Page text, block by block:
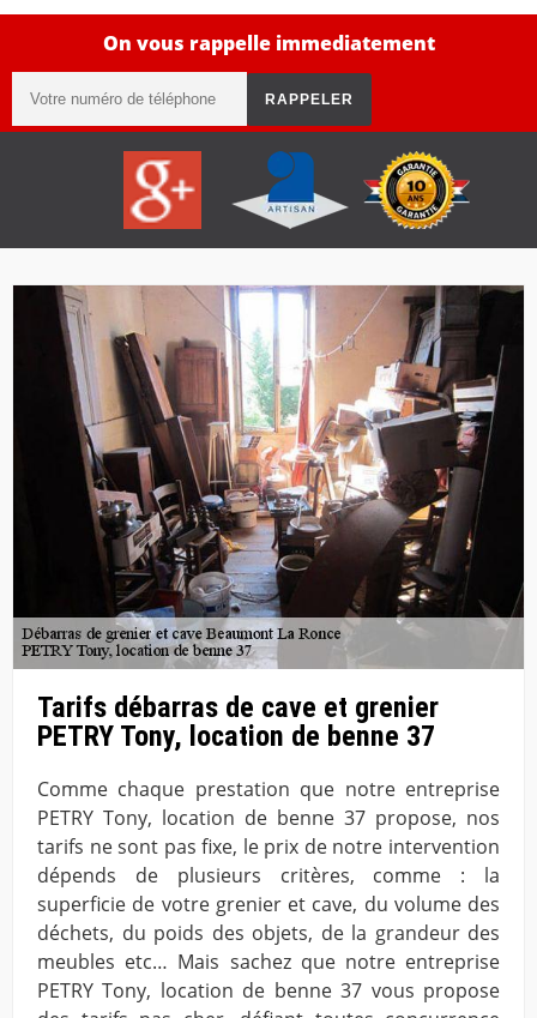
On vous rappelle immediatement
Tarifs débarras de cave et grenier
PETRY Tony, location de benne 37
Comme chaque prestation que notre entreprise
PETRY Tony, location de benne 37 propose, nos
tarifs ne sont pas fixe, le prix de notre intervention
dépends de plusieurs critères, comme : la
superficie de votre grenier et cave, du volume des
déchets, du poids des objets, de la grandeur des
meubles etc… Mais sachez que notre entreprise
PETRY Tony, location de benne 37 vous propose